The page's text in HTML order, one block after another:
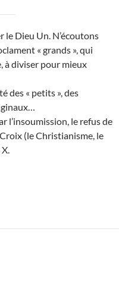
Dieu Un. N’écoutons
« grands », qui
à diviser pour mieux
des « petits », des
l’insoumission, le refus de
(le Christianisme, le